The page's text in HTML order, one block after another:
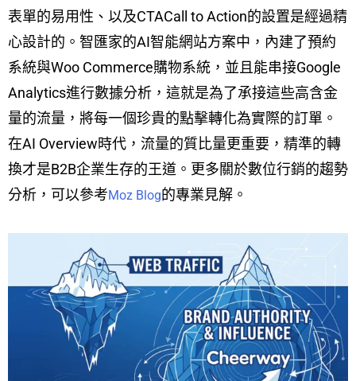
表單的易用性、以及CTACall to Action的設置是經過精
心設計的。智匯家的AI智能網站方案中，內建了預約
系統與Woo Commerce購物系統，並且能串接Google
Analytics進行數據分析，這就是為了承接這些高含金
量的流量，將每一個珍貴的點擊轉化為實際的訂單。
在AI Overview時代，流量的質比量更重要，精準的轉
換才是B2B企業生存的王道。更多關於數位行銷的趨勢
分析，可以參考Moz Blog的專業見解。